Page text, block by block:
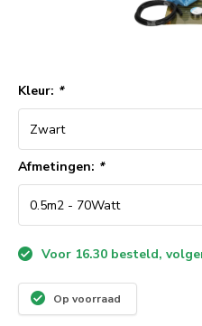
Kleur: *
Afmetingen: *
Voor 16.30 besteld,
Op voorraad